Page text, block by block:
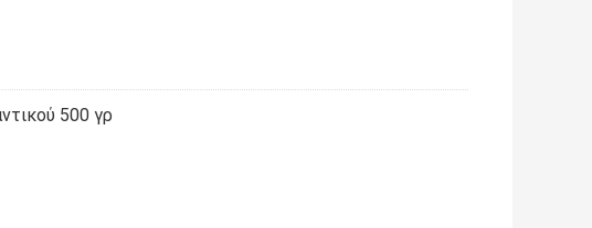
500 γρ